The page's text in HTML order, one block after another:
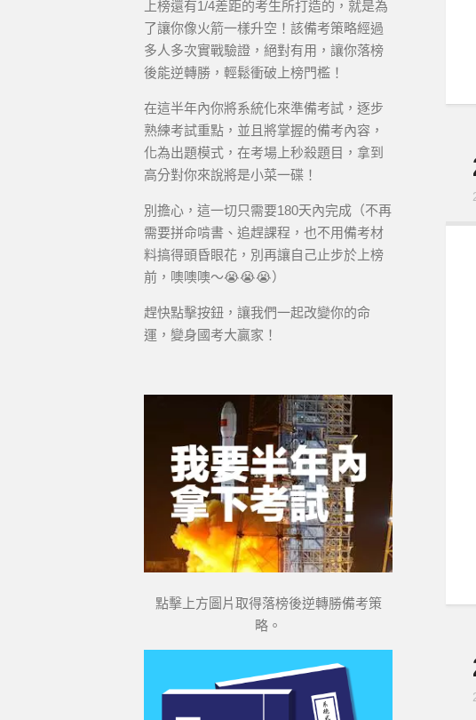
上榜還有1/4差距的考生所打造的，就是為
了讓你像火箭一樣升空！該備考策略經過
多人多次實戰驗證，絕對有用，讓你落榜
後能逆轉勝，輕鬆衝破上榜門檻！
在這半年內你將系統化來準備考試，逐步
熟練考試重點，並且將掌握的備考內容，
化為出題模式，在考場上秒殺題目，拿到
高分對你來說將是小菜一碟！
別擔心，這一切只需要180天內完成（不再
需要拼命啃書、追趕課程，也不用備考材
料搞得頭昏眼花，別再讓自己止步於上榜
前，噢噢噢～😭😭😭）
趕快點擊按鈕，讓我們一起改變你的命
運，變身國考大贏家！
點擊上方圖片取得落榜後逆轉勝備考策
略。